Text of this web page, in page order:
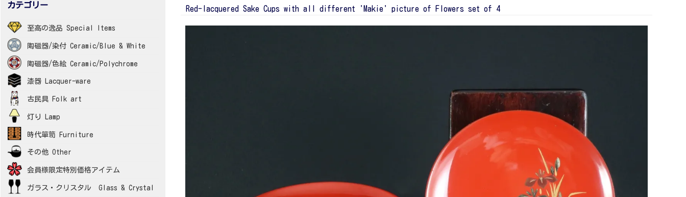
Red-lacquered Sake Cups with all different 'Makie' picture of Flowers set of 4
カテゴリー
至高の逸品 Special Items
陶磁器/染付 Ceramic/Blue & White
陶磁器/色絵 Ceramic/Polychrome
漆器 Lacquer-ware
古民具 Folk art
灯り Lamp
時代箪笥 Furniture
その他 Other
会員様限定特別価格アイテム
ガラス・クリスタル Glass & Crystal